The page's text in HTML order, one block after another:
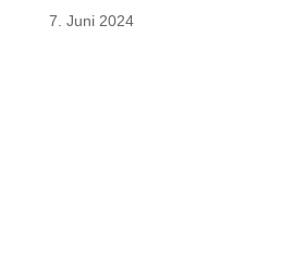
7. Juni 2024